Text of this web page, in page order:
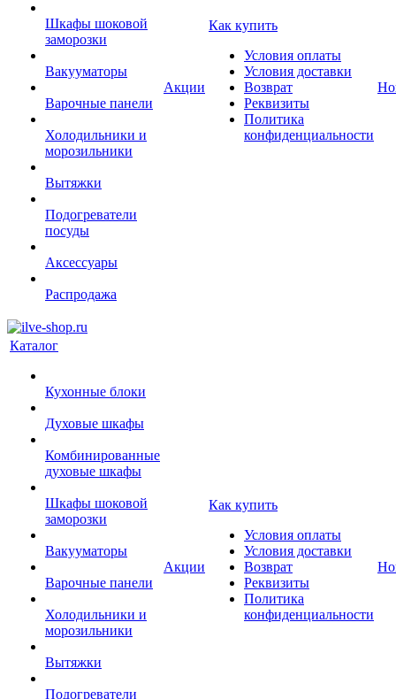
Шкафы шоковой
заморозки
Вакууматоры
Варочные панели
Холодильники и
морозильники
Вытяжки
Подогреватели
посуды
Аксессуары
Распродажа
Акции
Как купить
Условия оплаты
Условия доставки
Возврат
Реквизиты
Политика
конфиденциальности
Каталог
Кухонные блоки
Духовые шкафы
Комбинированные
духовые шкафы
Шкафы шоковой
заморозки
Вакууматоры
Варочные панели
Холодильники и
морозильники
Вытяжки
Подогреватели
Акции
Как купить
Условия оплаты
Условия доставки
Возврат
Реквизиты
Политика
конфиденциальности